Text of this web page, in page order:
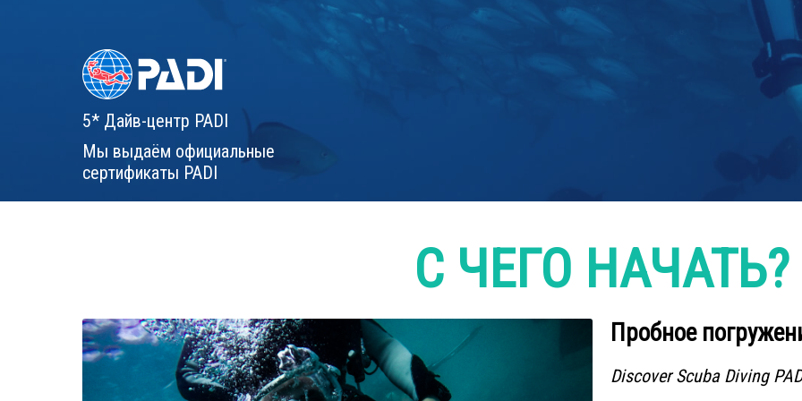
5* Дайв-центр PADI
Мы выдаём официальные
сертификаты PADI
С ЧЕГО НАЧАТЬ?
Пробное
Discover Scuba Diving